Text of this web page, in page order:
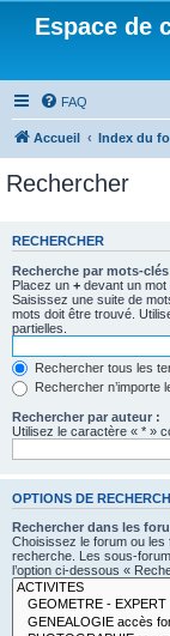
Espace de
FAQ
Accueil Index du
Rechercher
RECHERCHER
Recherche par mots-
Placez un + devant un mot
Saisissez une suite de
mots doit être trouvé.
partielles.
Rechercher tous les
Rechercher n’importe
Rechercher par auteur :
Utilisez le caractère « * »
OPTIONS DE
Rechercher dans les
Choisissez le forum ou
recherche. Les sous-
l’option ci-dessous «